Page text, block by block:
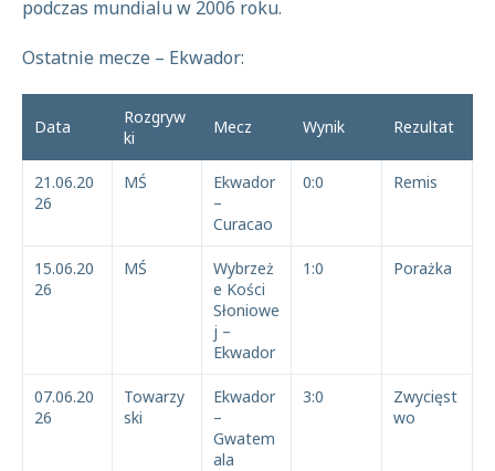
podczas mundialu w 2006 roku.
Ostatnie mecze – Ekwador:
Data
Rozgryw
ki
Mecz Wynik Rezultat
21.06.20
26
MŚ
Ekwador
–
Curacao
0:0 Remis
15.06.20
26
MŚ
Wybrzeż
e Kości
Słoniowe
j –
Ekwador
1:0 Porażka
07.06.20
26
Towarzy
ski
Ekwador
–
Gwatem
ala
3:0
Zwycięst
wo